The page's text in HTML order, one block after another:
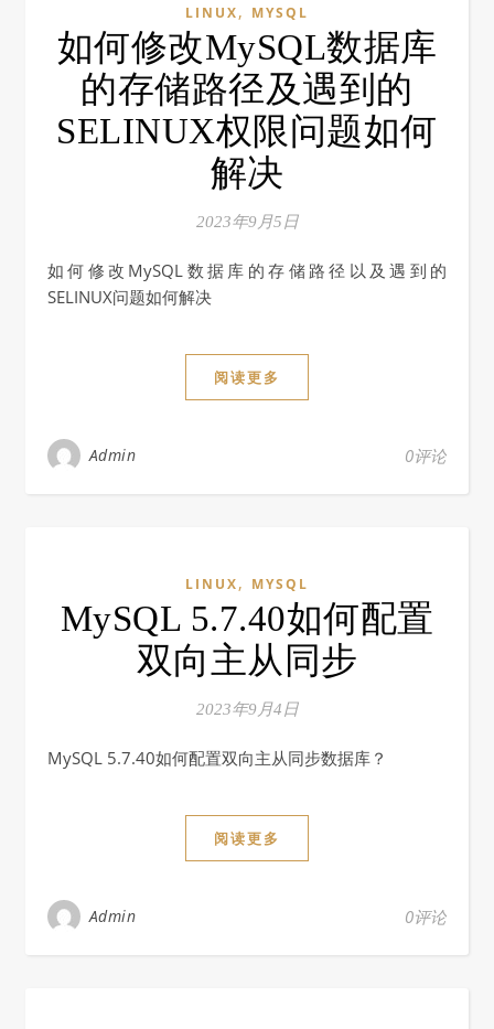
LINUX, MYSQL
如何修改MySQL数据库
的存储路径及遇到的
SELINUX权限问题如何
解决
2023年9月5日
如何修改MySQL数据库的存储路径以及遇到的
SELINUX问题如何解决
阅读更多
Admin 0评论
LINUX, MYSQL
MySQL 5.7.40如何配置
双向主从同步
2023年9月4日
MySQL 5.7.40如何配置双向主从同步数据库？
阅读更多
Admin 0评论